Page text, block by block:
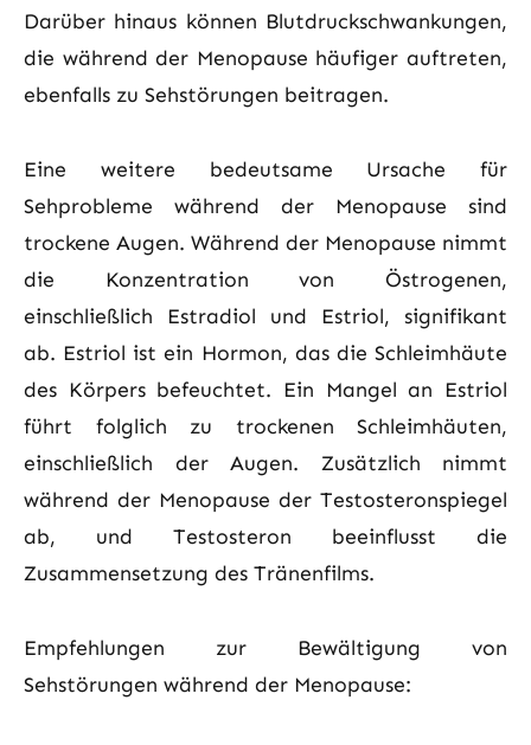
Darüber hinaus können Blutdruckschwankungen,
die während der Menopause häufiger auftreten,
ebenfalls zu Sehstörungen beitragen.
Eine weitere bedeutsame Ursache für
Sehprobleme während der Menopause sind
trockene Augen. Während der Menopause nimmt
die Konzentration von Östrogenen,
einschließlich Estradiol und Estriol, signifikant
ab. Estriol ist ein Hormon, das die Schleimhäute
des Körpers befeuchtet. Ein Mangel an Estriol
führt folglich zu trockenen Schleimhäuten,
einschließlich der Augen. Zusätzlich nimmt
während der Menopause der Testosteronspiegel
ab, und Testosteron beeinflusst die
Zusammensetzung des Tränenfilms.
Empfehlungen zur Bewältigung von
Sehstörungen während der Menopause: